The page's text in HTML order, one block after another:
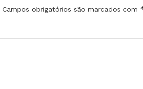
Campos obrigatórios são marcados com